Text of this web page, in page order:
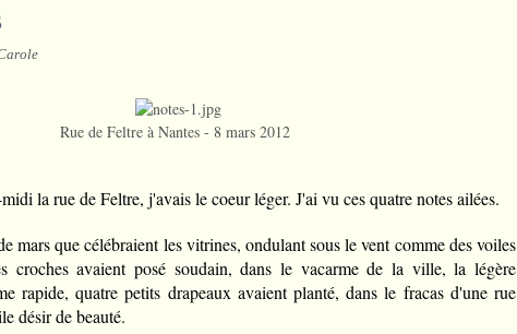
Rue de Feltre à Nantes - 8 mars 2012
la rue de Feltre, j'avais le coeur léger. J'ai vu ces quatre notes ailées.
mars que célébraient les vitrines, ondulant sous le vent comme des voiles
croches avaient posé soudain, dans le vacarme de la ville, la légère
rapide, quatre petits drapeaux avaient planté, dans le fracas d'une rue
désir de beauté.